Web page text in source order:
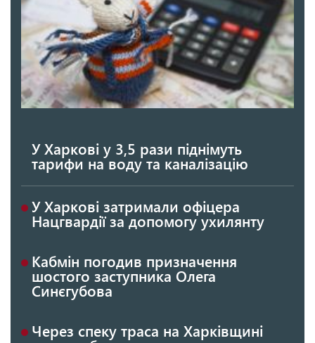
У Харкові у 3,5 рази піднімуть
тарифи на воду та каналізацію
У Харкові затримали офіцера
Нацгвардії за допомогу ухилянту
Кабмін погодив призначення
шостого заступника Олега
Синєгубова
Через спеку траса на Харківщині